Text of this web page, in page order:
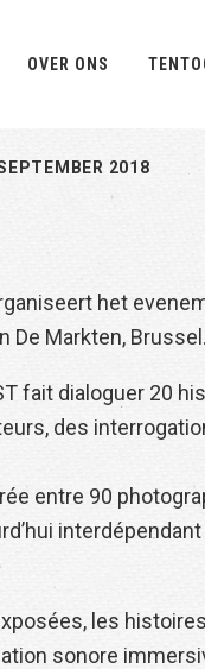
OVER ONS
2018
het
De Markten,
fait dialoguer 20
des
entre 90
les
sonore